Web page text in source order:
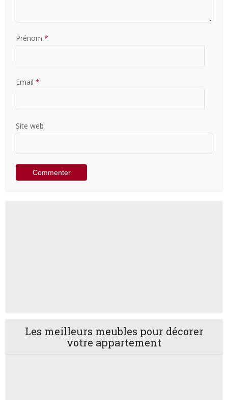
Prénom *
Email *
Site web
Les meilleurs meubles pour décorer
votre appartement